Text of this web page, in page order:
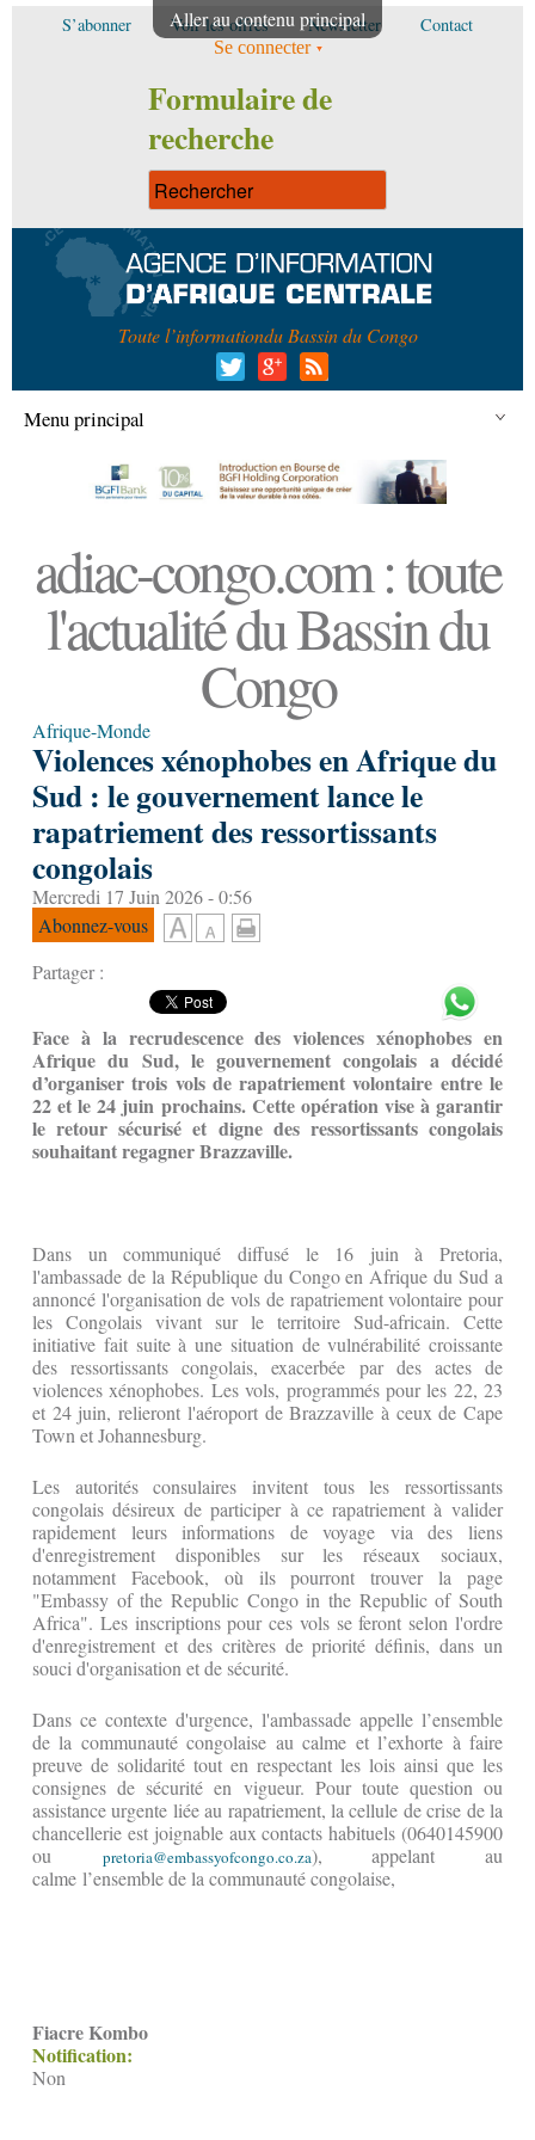
Aller au contenu principal
S’abonner Voir les offres Newsletter Contact
Se connecter
Formulaire de
recherche
Toute l’informationdu Bassin du Congo
Menu principal
adiac-congo.com : toute
l'actualité du Bassin du
Congo
Afrique-Monde
Violences xénophobes en Afrique du
Sud : le gouvernement lance le
rapatriement des ressortissants
congolais
Mercredi 17 Juin 2026 - 0:56
Abonnez-vous
Partager :
Face à la recrudescence des violences xénophobes en
Afrique du Sud, le gouvernement congolais a décidé
d’organiser trois vols de rapatriement volontaire entre le
22 et le 24 juin prochains. Cette opération vise à garantir
le retour sécurisé et digne des ressortissants congolais
souhaitant regagner Brazzaville.
Dans un communiqué diffusé le 16 juin à Pretoria,
l'ambassade de la République du Congo en Afrique du Sud a
annoncé l'organisation de vols de rapatriement volontaire pour
les Congolais vivant sur le territoire Sud-africain. Cette
initiative fait suite à une situation de vulnérabilité croissante
des ressortissants congolais, exacerbée par des actes de
violences xénophobes. Les vols, programmés pour les 22, 23
et 24 juin, relieront l'aéroport de Brazzaville à ceux de Cape
Town et Johannesburg.
Les autorités consulaires invitent tous les ressortissants
congolais désireux de participer à ce rapatriement à valider
rapidement leurs informations de voyage via des liens
d'enregistrement disponibles sur les réseaux sociaux,
notamment Facebook, où ils pourront trouver la page
"Embassy of the Republic Congo in the Republic of South
Africa". Les inscriptions pour ces vols se feront selon l'ordre
d'enregistrement et des critères de priorité définis, dans un
souci d'organisation et de sécurité.
Dans ce contexte d'urgence, l'ambassade appelle l’ensemble
de la communauté congolaise au calme et l’exhorte à faire
preuve de solidarité tout en respectant les lois ainsi que les
consignes de sécurité en vigueur. Pour toute question ou
assistance urgente liée au rapatriement, la cellule de crise de la
chancellerie est joignable aux contacts habituels (0640145900
ou
pretoria@embassyofcongo.co.za), appelant au
calme l’ensemble de la communauté congolaise,
Fiacre Kombo
Notification:
Non